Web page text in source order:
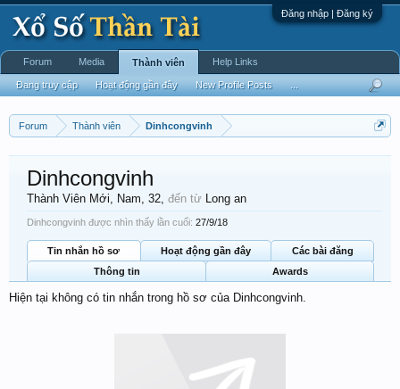
Đăng nhập | Đăng ký
Forum Thành viên Dinhcongvinh
Dinhcongvinh
Thành Viên Mới, Nam, 32, đến từ Long an
Dinhcongvinh được nhìn thấy lần cuối: 27/9/18
Tin nhắn hồ sơ Hoạt động gần đây
Các bài đăng
Thông tin
Awards
Hiện tại không có tin nhắn trong hồ sơ của Dinhcongvinh.
Forum Media Thành viên
Đang truy cập Hoạt động gần đây New Profile Posts
Help Links